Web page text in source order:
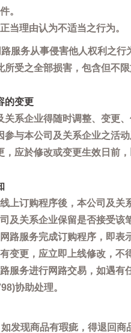
。
当理由认为不适当之行为。
服务从事侵害他人权利之
所受之全部损害，包含但不
的变更
关系企业得随时调整、变更
参与本公司及关系企业之活
，应於修改或变更生效日前
上订购程序後，本公司及
及关系企业保留是否接受该
路服务完成订购程序，即表
变更，应立即上线修改，不
服务进行网路交易，如遇有
协助处理。
发现商品有瑕疵，得退回商